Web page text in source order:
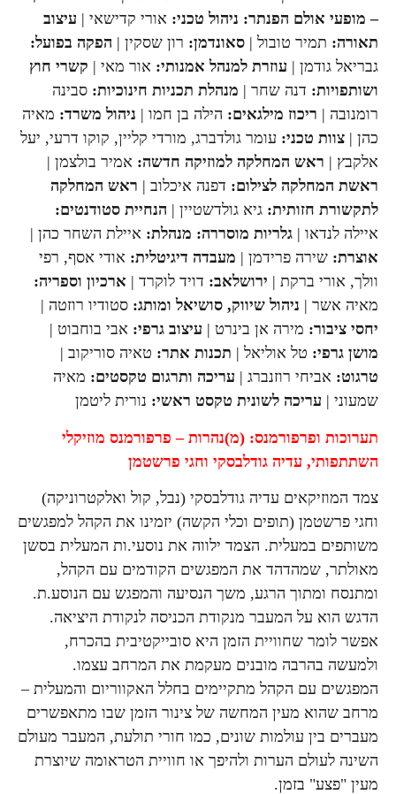
– מופעי אולם הפנתר: ניהול טכני: אורי קדישאי | עיצוב
תאורה: תמיר טובול | סאונדמן: רון שסקין | הפקה בפועל:
גבריאל גודמן | עוזרת למנהל אמנותי: אור מאי | קשרי חוץ
ושותפויות: דנה שחר | מנהלת תכניות חינוכיות: סבינה
רומנובה | ריכוז מילגאים: הילה בן חמו | ניהול משרד: מאיה
כהן | צוות טכני: עומר גולדברג, מורדי קליין, קוקו דרעי, יעל
אלקבץ | ראש המחלקה למוזיקה חדשה: אמיר בולצמן |
ראשת המחלקה לצילום: דפנה איכלוב | ראש המחלקה
לתקשורת חזותית: גיא גולדשטיין | הנחיית סטודנטים:
איילה לנדאו | גלריות מוסררה: מנהלת: איילת השחר כהן |
אוצרת: שירה פרידמן | מעבדה דיגיטלית: אודי אסף, רפי
וולך, אורי ברקת | ירושלאב: דויד לוקרד | ארכיון וספריה:
מאיה אשר | ניהול שיווק, סושיאל ומותג: סטודיו רוזטה |
יחסי ציבור: מירה אן בינרט | עיצוב גרפי: אבי בוחבוט |
מושן גרפי: טל אוליאל | תכנות אתר: טאיה סוריקוב |
טרגוט: אביחי רוזנברג | עריכה ותרגום טקסטים: מאיה
שמעוני | עריכה לשונית טקסט ראשי: נורית ליטמן
תערוכות ופרפורמנס: (מ)נהרות – פרפורמנס מוזיקלי
השתתפותי, עדיה גודלבסקי וחגי פרשטמן
צמד המוזיקאים עדיה גודלבסקי (נבל, קול ואלקטרוניקה)
וחגי פרשטמן (תופים וכלי הקשה) יזמינו את הקהל למפגשים
משותפים במעלית. הצמד ילווה את נוסעי.ות המעלית בסשן
מאולתר, שמהדהד את המפגשים הקודמים עם הקהל,
ומתנסח ומתוך הרגע, משך הנסיעה והמפגש עם הנוסע.ת.
הדגש הוא על המעבר מנקודת הכניסה לנקודת היציאה.
אפשר לומר שחוויית הזמן היא סובייקטיבית בהכרח,
ולמעשה בהרבה מובנים מעקמת את המרחב עצמו.
המפגשים עם הקהל מתקיימים בחלל האקווריום והמעלית –
מרחב שהוא מעין המחשה של צינור הזמן שבו מתאפשרים
מעברים בין עולמות שונים, כמו חורי תולעת, המעבר מעולם
השינה לעולם הערות ולהיפך או חוויית הטראומה שיוצרת
מעין "פצע" בזמן.